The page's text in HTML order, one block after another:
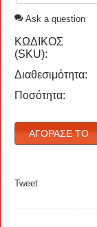
Ask a question
ΚΩΔΙΚΟΣ
(SKU):
Διαθεσιμότητα:
Ποσότητα:
ΑΓΌΡΑΣΈ ΤΟ
Tweet